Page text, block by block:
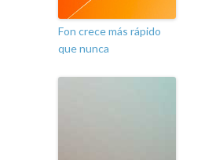
Fon crece más rápido
que nunca